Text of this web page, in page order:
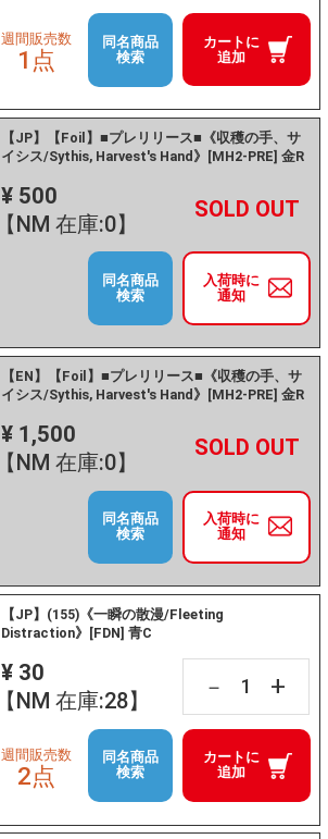
カートに
追加
週間販売数
1点
同名商品
検索
【JP】【Foil】■プレリリース■《収穫の手、サ
イシス/Sythis, Harvest's Hand》[MH2-PRE] 金R
¥ 500
【NM 在庫:0】
－ +
入荷時に
通知
同名商品
検索
【EN】【Foil】■プレリリース■《収穫の手、サ
イシス/Sythis, Harvest's Hand》[MH2-PRE] 金R
¥ 1,500
【NM 在庫:0】
－ +
入荷時に
通知
同名商品
検索
【JP】(155)《一瞬の散漫/Fleeting
Distraction》[FDN] 青C
¥ 30
【NM 在庫:28】
－ +
カートに
追加
週間販売数
2点
同名商品
検索